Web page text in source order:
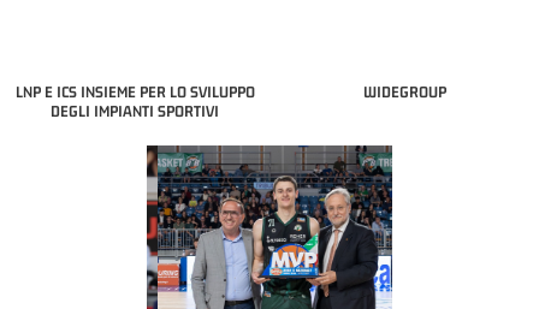
LNP E ICS INSIEME PER LO SVILUPPO
DEGLI IMPIANTI SPORTIVI
WIDEGROUP